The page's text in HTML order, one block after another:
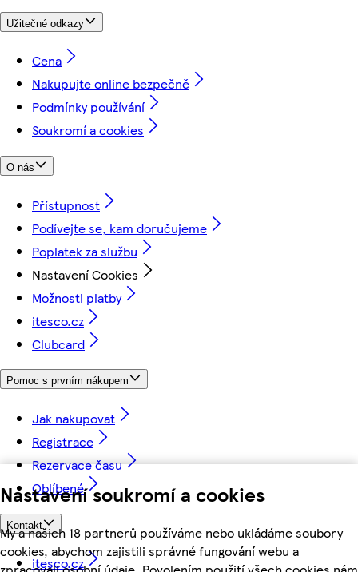
Nastavení soukromí a cookies
My a našich 18 partnerů používáme nebo ukládáme soubory
cookies, abychom zajistili správné fungování webu a
Užitečné odkazy
Cena
Nakupujte online bezpečně
Podmínky používání
Soukromí a cookies
O nás
Přístupnost
Podívejte se, kam doručujeme
Poplatek za službu
Nastavení Cookies
Možnosti platby
itesco.cz
Clubcard
Pomoc s prvním nákupem
Jak nakupovat
Registrace
Rezervace času
Oblíbené
Kontakt
itesco.cz